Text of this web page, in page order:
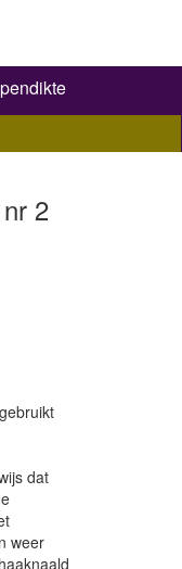
2
dat
weer